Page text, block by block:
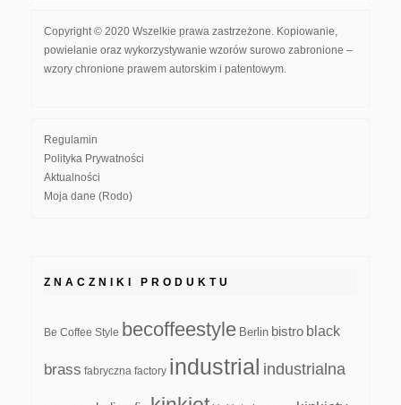
Copyright © 2020 Wszelkie prawa zastrzeżone. Kopiowanie,
powielanie oraz wykorzystywanie wzorów surowo zabronione –
wzory chronione prawem autorskim i patentowym.
Regulamin
Polityka Prywatności
Aktualności
Moja dane (Rodo)
ZNACZNIKI PRODUKTU
Be Coffee Style becoffeestyle Berlin bistro black
brass fabryczna factory industrial industrialna